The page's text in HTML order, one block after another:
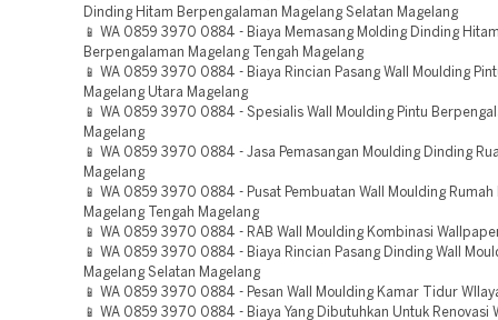
Dinding Hitam Berpengalaman Magelang Selatan Magelang
📱 WA 0859 3970 0884 - Biaya Memasang Molding Dinding
Berpengalaman Magelang Tengah Magelang
📱 WA 0859 3970 0884 - Biaya Rincian Pasang Wall Moulding
Magelang Utara Magelang
📱 WA 0859 3970 0884 - Spesialis Wall Moulding Pintu
Magelang
📱 WA 0859 3970 0884 - Jasa Pemasangan Moulding Dinding
Magelang
📱 WA 0859 3970 0884 - Pusat Pembuatan Wall Moulding Rumah
Magelang Tengah Magelang
📱 WA 0859 3970 0884 - RAB Wall Moulding Kombinasi
📱 WA 0859 3970 0884 - Biaya Rincian Pasang Dinding Wall
Magelang Selatan Magelang
📱 WA 0859 3970 0884 - Pesan Wall Moulding Kamar Tidur
📱 WA 0859 3970 0884 - Biaya Yang Dibutuhkan Untuk Renovasi